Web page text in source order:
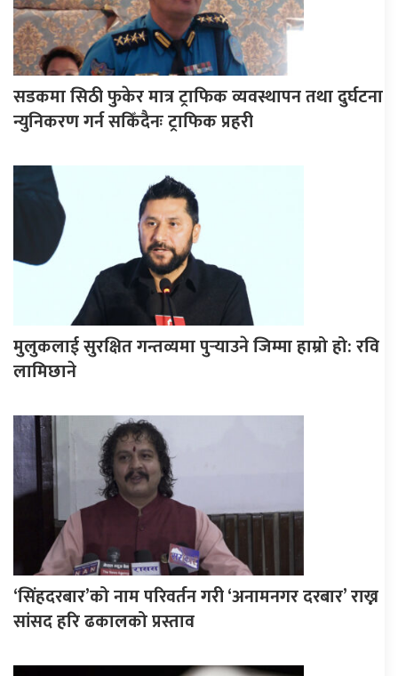
सडकमा सिठी फुकेर मात्र ट्राफिक व्यवस्थापन तथा दुर्घटना
न्युनिकरण गर्न सकिँदैनः ट्राफिक प्रहरी
मुलुकलाई सुरक्षित गन्तव्यमा पुर्‍याउने जिम्मा हाम्रो हो: रवि
लामिछाने
‘सिंहदरबार’को नाम परिवर्तन गरी ‘अनामनगर दरबार’ राख्न
सांसद हरि ढकालको प्रस्ताव